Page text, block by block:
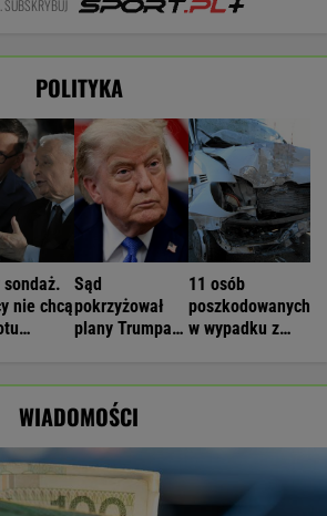
SUBSKRYBUJ
POLITYKA
sondaż.
nie chcą
Sąd
pokrzyżował
plany Trumpa.
historii"
11 osób
poszkodowanych
w wypadku z
WIADOMOŚCI